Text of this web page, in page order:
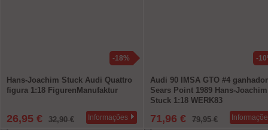
-18%
Hans-Joachim Stuck Audi Quattro
figura 1:18 FigurenManufaktur
26,95 € 32,90 € Informações
-
Audi 90 IMSA GTO #4 ganhador
Sears Point 1989 Hans-Joachim
Stuck 1:18 WERK83
71,96 € 79,95 €